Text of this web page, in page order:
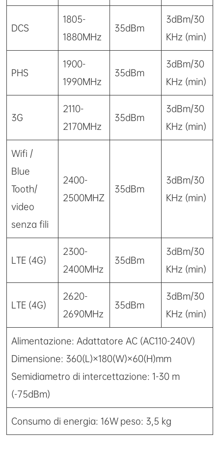
DCS
1805-
1880MHz
35dBm
3dBm/30
KHz (min)
PHS
1900-
1990MHz
35dBm
3dBm/30
KHz (min)
3G
2110-
2170MHz
35dBm
3dBm/30
KHz (min)
Wifi /
Blue
Tooth/
video
senza fili
2400-
2500MHZ
35dBm
3dBm/30
KHz (min)
LTE (4G)
2300-
2400MHz
35dBm
3dBm/30
KHz (min)
LTE (4G)
2620-
2690MHz
35dBm
3dBm/30
KHz (min)
Alimentazione: Adattatore AC (AC110-240V)
Dimensione: 360(L)×180(W)×60(H)mm
Semidiametro di intercettazione: 1-30 m
(-75dBm)
Consumo di energia: 16W peso: 3,5 kg